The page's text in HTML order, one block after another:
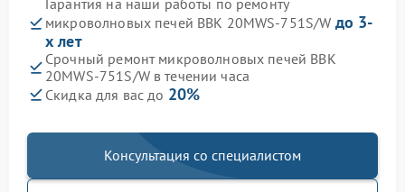
Гарантия на наши работы по ремонту
микроволновых печей BBK 20MWS-751S/W до 3-
х лет
Срочный ремонт микроволновых печей BBK
20MWS-751S/W в течении часа
Скидка для вас до 20%
Консультация со специалистом